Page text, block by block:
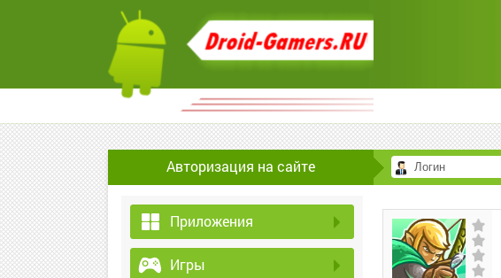
Авторизация на сайте
Приложения
Игры